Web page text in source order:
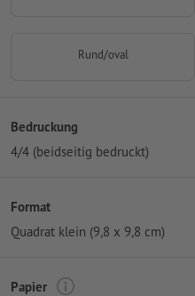
Rund/oval
Bedruckung
4/4 (beidseitig bedruckt)
Format
Quadrat klein (9,8 x 9,8 cm)
Papier